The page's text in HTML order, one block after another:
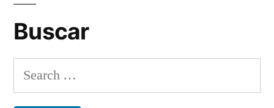
Buscar
Search
for: